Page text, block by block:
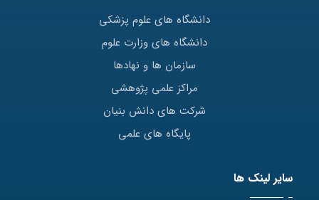
دانشگاه های علوم پزشکی
دانشگاه های وزارت علوم
سازمان ها و نهادها
مراکز علمی پژوهشی
شرکت های دانش بنیان
پایگاه های علمی
سایر لینک ها